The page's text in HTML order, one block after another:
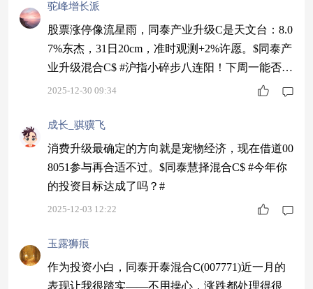
驼峰增长派
股票涨停像流星雨，同泰产业升级C是天文台：8.0
7%东杰，31日20cm，准时观测+2%许愿。$同泰产
业升级混合C$ #沪指小碎步八连阳！下周一能否九
连阳？#
2025-12-30 09:34
成长_骐骥飞
消费升级最确定的方向就是宠物经济，现在借道00
8051参与再合适不过。$同泰慧择混合C$ #今年你
的投资目标达成了吗？#
2025-12-03 12:22
玉露狮痕
作为投资小白，同泰开泰混合C(007771)近一月的
表现让我很踏实——不用操心，涨跌都处理得很